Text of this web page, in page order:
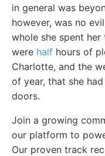
in general was
however, was no
whole she spent
were half hours of
Charlotte, and the
of year, that she
doors.
Join a growing
our platform to
Our proven track